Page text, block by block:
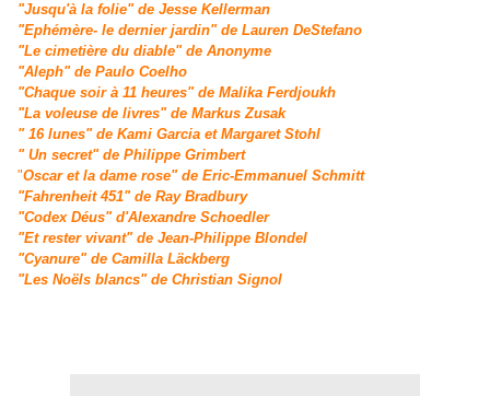
"Jusqu'à la folie" de Jesse Kellerman
"Ephémère- le dernier jardin" de Lauren DeStefano
"Le cimetière du diable" de Anonyme
"Aleph" de Paulo Coelho
"Chaque soir à 11 heures" de Malika Ferdjoukh
"La voleuse de livres" de Markus Zusak
" 16 lunes" de Kami Garcia et Margaret Stohl
" Un secret" de Philippe Grimbert
"Oscar et la dame rose" de Eric-Emmanuel Schmitt
"Fahrenheit 451" de Ray Bradbury
"Codex Déus" d'Alexandre Schoedler
"Et rester vivant" de Jean-Philippe Blondel
"Cyanure" de Camilla Läckberg
"Les Noëls blancs" de Christian Signol